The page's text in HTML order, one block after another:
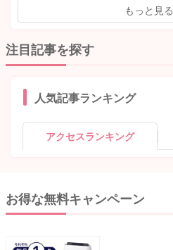
もっと見る
注目記事を探す
人気記事ランキング
アクセスランキング
お得な無料キャンペーン